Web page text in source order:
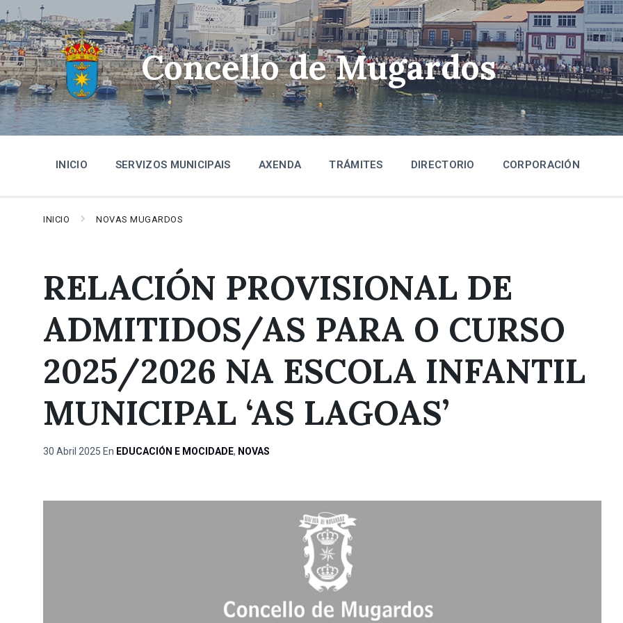
Skip
to
content
Skip
to
main
navigation
Skip
to
footer
Concello de Mugardos
INICIO SERVIZOS MUNICIPAIS AXENDA TRÁMITES DIRECTORIO CORPORACIÓN
INICIO NOVAS MUGARDOS
RELACIÓN PROVISIONAL DE
ADMITIDOS/AS PARA O CURSO
2025/2026 NA ESCOLA INFANTIL
MUNICIPAL ‘AS LAGOAS’
30 Abril 2025 En EDUCACIÓN E MOCIDADE, NOVAS